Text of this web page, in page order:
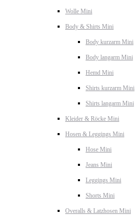
Wolle Mini
Body & Shirts Mini
Body kurzarm Mini
Body langarm Mini
Hemd Mini
Shirts kurzarm Mini
Shirts langarm Mini
Kleider & Röcke Mini
Hosen & Leggings Mini
Hose Mini
Jeans Mini
Leggings Mini
Shorts Mini
Overalls & Latzhosen Mini